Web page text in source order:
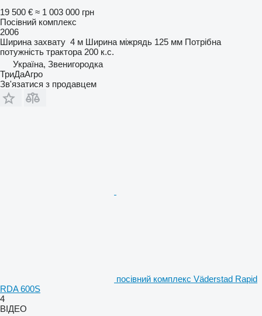
19 500 € ≈ 1 003 000 грн
Посівний комплекс
2006
Ширина захвату 4 м Ширина міжрядь 125 мм Потрібна
потужність трактора 200 к.с.
Україна, Звенигородка
ТриДаАгро
Зв'язатися з продавцем
посівний комплекс Väderstad Rapid
RDA 600S
4
ВІДЕО